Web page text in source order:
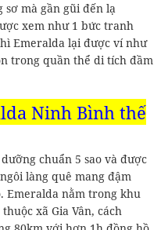
sơ mà gần gũi đến lạ
xem như 1 bức tranh
Emeralda lại được ví như
trong quần thể di tích đầm
Ninh Bình thế
chuẩn 5 sao và được
làng quê mang đậm
Emeralda nằm trong khu
xã Gia Vân, cách